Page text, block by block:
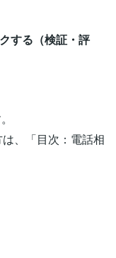
する（検証・評
、「目次：電話相